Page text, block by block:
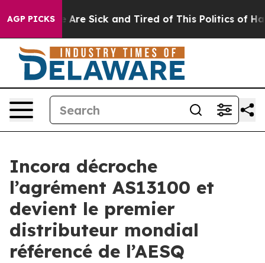
AGP PICKS
“People Are Sick and Tired of This Politics of
Incora décroche
l’agrément AS13100 et
devient le premier
distributeur mondial
référencé de l’AESQ